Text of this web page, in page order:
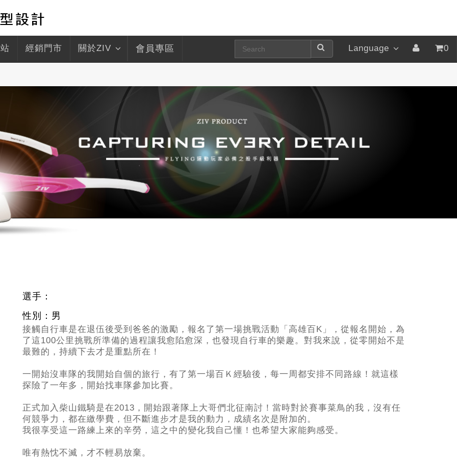
經銷門市 關於ZIV 會員專區 Language 0
選手：
性別：男
接觸自行車是在退伍後受到爸爸的激勵，報名了第一場挑戰活動「高雄百K」，從報名開始，為
了這100公里挑戰所準備的過程讓我愈陷愈深，也發現自行車的樂趣。對我來說，從零開始不是
最難的，持續下去才是重點所在！
一開始沒車隊的我開始自個的旅行，有了第一場百Ｋ經驗後，每一周都安排不同路線！就這樣
探險了一年多，開始找車隊參加比賽。
正式加入柴山鐵騎是在2013 ，開始跟著隊上大哥們北征南討！當時對於賽事菜鳥的我，沒有任
何競爭力，都在繳學費，但不斷進步才是我的動力，成績名次是附加的。
我很享受這一路練上來的辛勞，這之中的變化我自己懂！也希望大家能夠感受。
唯有熱忱不滅，才不輕易放棄。